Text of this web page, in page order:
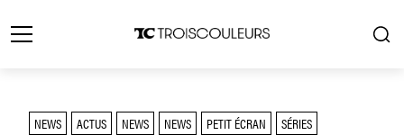
NEWS ACTUS NEWS NEWS PETIT ÉCRAN
SÉRIES